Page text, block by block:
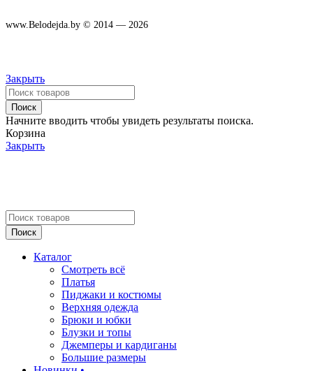
www.Belodejda.by © 2014 — 2026
Закрыть
Поиск
Начните вводить чтобы увидеть результаты поиска.
Корзина
Закрыть
Поиск
Каталог
Смотреть всё
Платья
Пиджаки и костюмы
Верхняя одежда
Брюки и юбки
Блузки и топы
Джемперы и кардиганы
Большие размеры